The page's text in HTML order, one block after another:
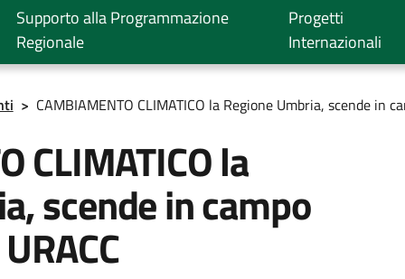
Supporto alla Programmazione
Regionale
Progetti
Internazionali
> CAMBIAMENTO CLIMATICO la Regione Umbria, scende in
CLIMATICO la
scende in campo